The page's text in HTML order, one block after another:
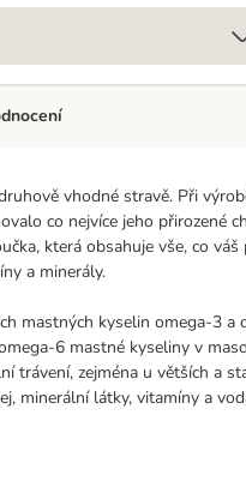
vhodné stravě. Při
co nejvíce jeho přirozené
která obsahuje vše, co
a minerály.
mastných kyselin omega-3 a
6 mastné kyseliny v
zejména u větších a
minerální látky, vitamíny a